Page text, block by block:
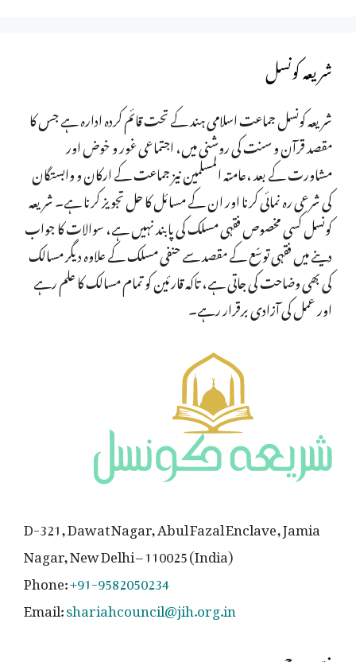
شریعہ کونسل
شریعہ کونسل جماعت اسلامی ہند کے تحت قائم کردہ ادارہ ہے جس کا
مقصد قرآن و سنت کی روشنی میں، اجتماعی غور و خوض اور
مشاورت کے بعد ،عامتہ المسلمین نیز جماعت کے ارکان و وابستگان
کی شرعی رہ نمائی کرنا اور ان کے مسائل کا حل تجویز کرنا ہے۔ شریعہ
کونسل کسی مخصوص فقہی مسلک کی پابند نہیں ہے، سوالات کا جواب
دینے میں فقہی توسّع کے مقصد سے حنفی مسلک کے علاوہ دیگر مسالک
کی بھی وضاحت کی جاتی ہے، تاکہ قارئین کو تمام مسالک کا علم رہے
اور عمل کی آزادی برقرار رہے۔
D-321, Dawat Nagar, Abul Fazal Enclave, Jamia
Nagar, New Delhi – 110025 (India)
Phone:+91-9582050234
Email:shariahcouncil@jih.org.in